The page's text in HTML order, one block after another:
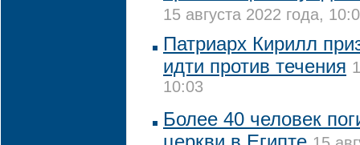
15 августа 2022 года,
Патриарх Кирилл
идти против течения
10:03
Более 40 человек